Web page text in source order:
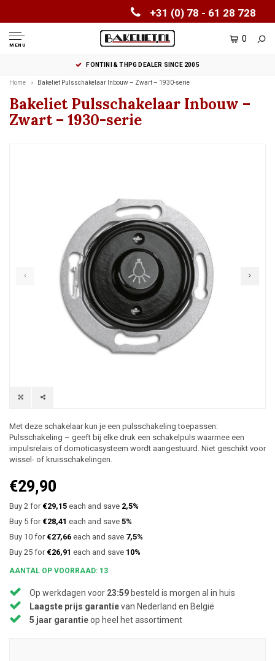
+31 (0) 78 - 61 28 728
MENU
0
FONTINI & THPG DEALER SINCE 2005
Home Bakeliet Pulsschakelaar Inbouw – Zwart – 1930-serie
Bakeliet Pulsschakelaar Inbouw –
Zwart – 1930-serie
Met deze schakelaar kun je een pulsschakeling toepassen:
Pulsschakeling – geeft bij elke druk een schakelpuls waarmee een
impulsrelais of domoticasysteem wordt aangestuurd. Niet geschikt voor
wissel- of kruisschakelingen.
€29,90
Buy 2 for €29,15 each and save 2,5%
Buy 5 for €28,41 each and save 5%
Buy 10 for €27,66 each and save 7,5%
Buy 25 for €26,91 each and save 10%
AANTAL OP VOORRAAD: 13
Op werkdagen voor 23:59 besteld is morgen al in huis
Laagste prijs garantievan Nederland en België
5 jaar garantieop heel het assortiment